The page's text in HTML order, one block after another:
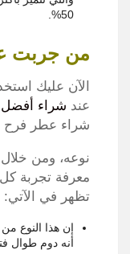
50%.
من جربت
الآن عليك
عند شراء أفضل
شراء عطر فرح
نوعه، ومن خلال
معرفة تجربة
تظهر في الآتي:
إن هذا النوع
أنه دوم طوال